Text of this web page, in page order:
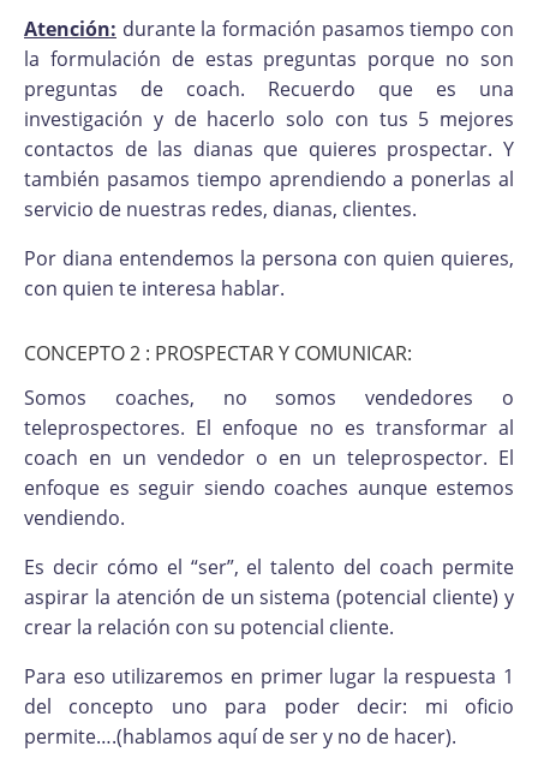
Atención: durante la formación pasamos tiempo con
la formulación de estas preguntas porque no son
preguntas de coach. Recuerdo que es una
investigación y de hacerlo solo con tus 5 mejores
contactos de las dianas que quieres prospectar. Y
también pasamos tiempo aprendiendo a ponerlas al
servicio de nuestras redes, dianas, clientes.
Por diana entendemos la persona con quien quieres,
con quien te interesa hablar.
CONCEPTO 2 : PROSPECTAR Y COMUNICAR:
Somos coaches, no somos vendedores o
teleprospectores. El enfoque no es transformar al
coach en un vendedor o en un teleprospector. El
enfoque es seguir siendo coaches aunque estemos
vendiendo.
Es decir cómo el “ser”, el talento del coach permite
aspirar la atención de un sistema (potencial cliente) y
crear la relación con su potencial cliente.
Para eso utilizaremos en primer lugar la respuesta 1
del concepto uno para poder decir: mi oficio
permite….(hablamos aquí de ser y no de hacer).